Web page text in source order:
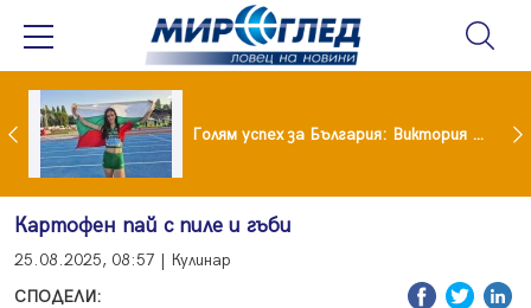
Когато всичко те дразни: тези трикове променят настроението за минути Голям успех за България: Виктория Ангелова грабна световна титла в тройния скок
Картофен пай с пиле и гъби
25.08.2025, 08:57 | Кулинар
СПОДЕЛИ: